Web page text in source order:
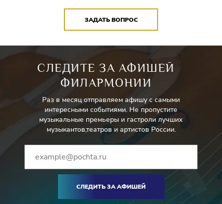
ЗАДАТЬ ВОПРОС
СЛЕДИТЕ ЗА АФИШЕЙ
ФИЛАРМОНИИ
Раз в месяц отправляем афишу с самыми
интересными событиями. Не пропустите
музыкальные премьеры и гастроли лучших
музыкантов,театров и артистов России.
СЛЕДИТЬ ЗА АФИШЕЙ